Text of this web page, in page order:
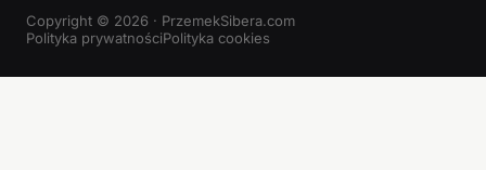
Copyright © 2026 · PrzemekSibera.com
Polityka prywatnościPolityka cookies